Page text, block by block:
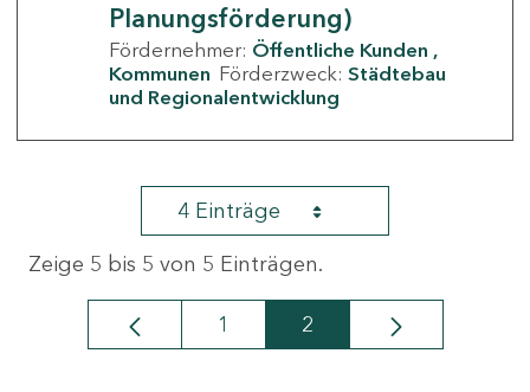
Planungsförderung)
Fördernehmer: Öffentliche Kunden
Kommunen Förderzweck: Städtebau
und Regionalentwicklung
4 Einträge
Zeige 5 bis 5 von 5 Einträgen.
Seite
1 Seite
2